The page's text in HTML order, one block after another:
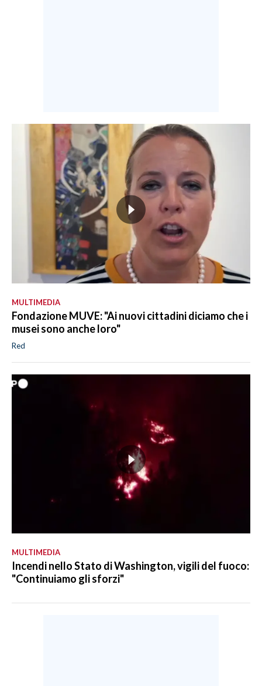
MULTIMEDIA
Fondazione MUVE: "Ai nuovi cittadini diciamo che i
musei sono anche loro"
Red
MULTIMEDIA
Incendi nello Stato di Washington, vigili del fuoco:
"Continuiamo gli sforzi"